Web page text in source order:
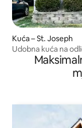
Kuća – St. Joseph
Udobna kuća na